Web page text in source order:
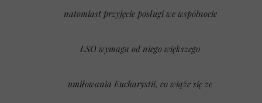
natomiast przyjęcie posługi we wspólnocie
LSO wymaga od niego większego
umiłowania Eucharystii, co wiąże się ze